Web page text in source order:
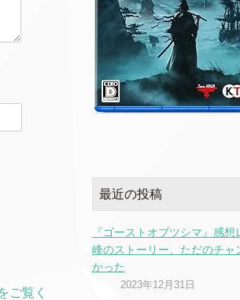
ご覧く
最近の投稿
『ゴーストオブツシマ』感
峰のストーリー、ただのチャ
かった
2023年12月31日